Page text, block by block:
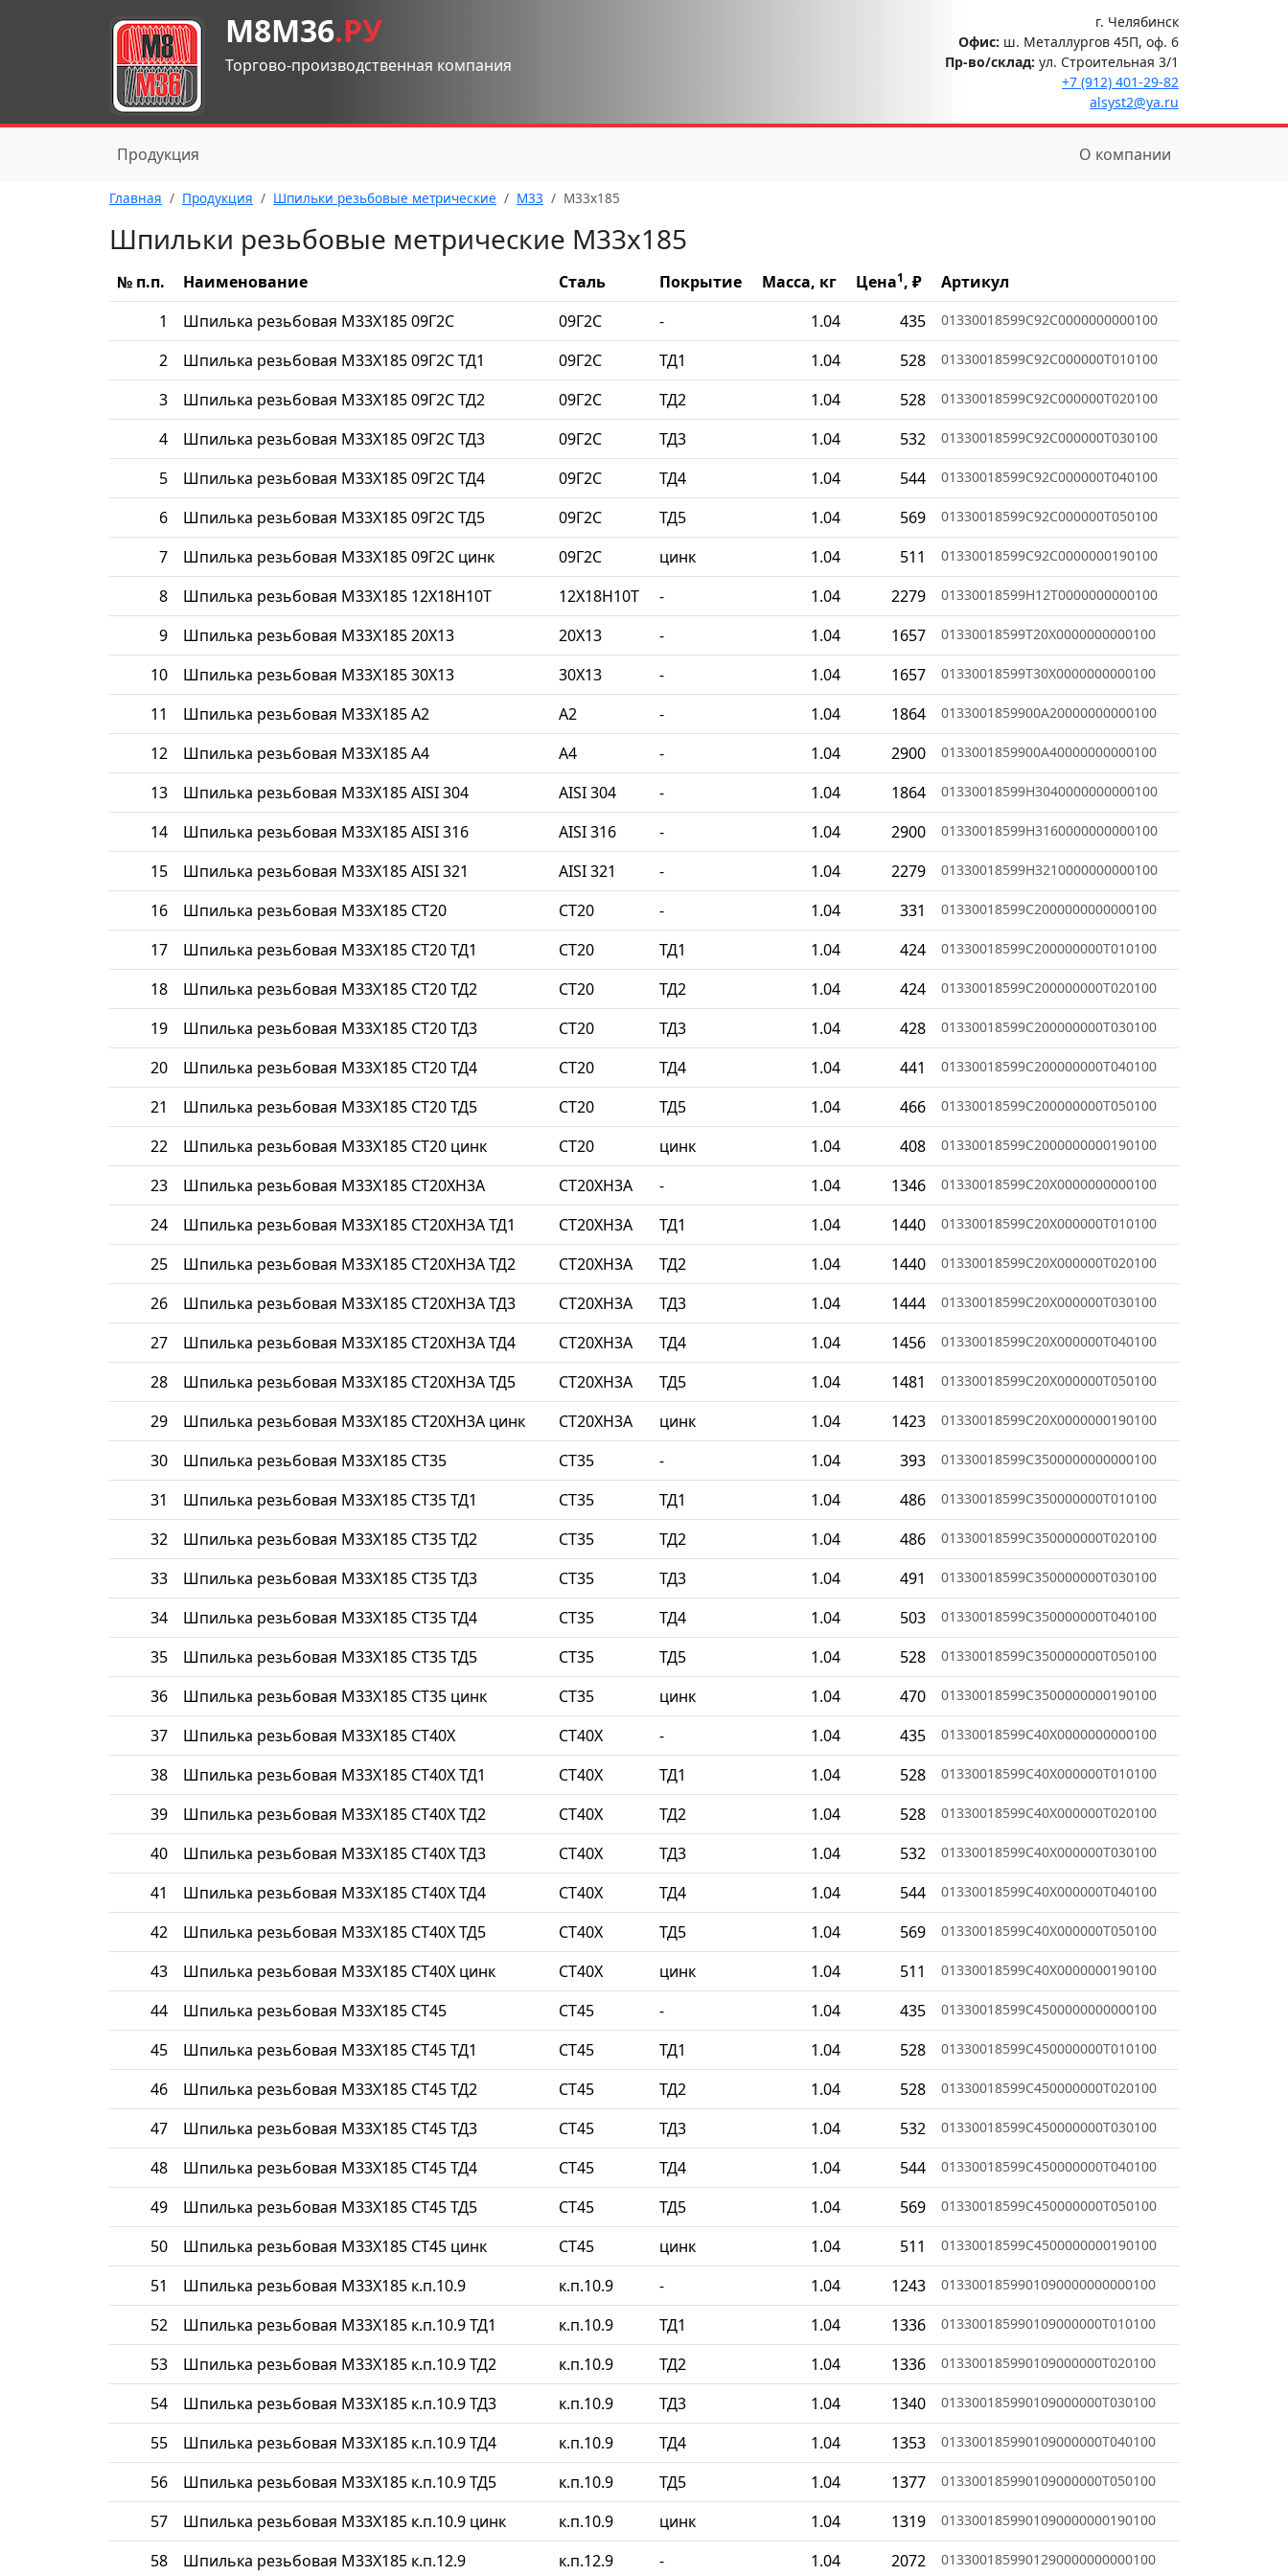
М8М36.РУ
Торгово-производственная компания
г. Челябинск
Офис: ш. Металлургов 45П, оф. 6
Пр-во/склад: ул. Строительная 3/1
+7 (912) 401-29-82
alsyst2@ya.ru
Продукция О компании
Главная Продукция Шпильки резьбовые метрические М33 М33x185
Шпильки резьбовые метрические М33x185
№ п.п. Наименование Сталь Покрытие Масса, кг Цена1, ₽
Артикул
1
Шпилька резьбовая М33Х185 09Г2С 09Г2С - 1.04 435 01330018599C92C0000000000100
2 Шпилька резьбовая М33Х185 09Г2С ТД1 09Г2С ТД1 1.04 528 01330018599C92C000000T010100
3 Шпилька резьбовая М33Х185 09Г2С ТД2 09Г2С ТД2 1.04 528 01330018599C92C000000T020100
4 Шпилька резьбовая М33Х185 09Г2С ТД3 09Г2С ТД3 1.04 532 01330018599C92C000000T030100
5 Шпилька резьбовая М33Х185 09Г2С ТД4 09Г2С ТД4 1.04 544 01330018599C92C000000T040100
6 Шпилька резьбовая М33Х185 09Г2С ТД5 09Г2С ТД5 1.04 569 01330018599C92C000000T050100
7 Шпилька резьбовая М33Х185 09Г2С цинк 09Г2С цинк 1.04 511 01330018599C92C0000000190100
8 Шпилька резьбовая М33Х185 12Х18Н10Т 12Х18Н10Т - 1.04 2279 01330018599H12T0000000000100
9 Шпилька резьбовая М33Х185 20Х13 20Х13 - 1.04 1657 01330018599T20X0000000000100
10 Шпилька резьбовая М33Х185 30Х13 30Х13 - 1.04 1657 01330018599T30X0000000000100
11 Шпилька резьбовая М33Х185 A2 A2 - 1.04 1864 0133001859900A20000000000100
12 Шпилька резьбовая М33Х185 A4 A4 - 1.04 2900 0133001859900A40000000000100
13 Шпилька резьбовая М33Х185 AISI 304 AISI 304 - 1.04 1864 01330018599H3040000000000100
14 Шпилька резьбовая М33Х185 AISI 316 AISI 316 - 1.04 2900 01330018599H3160000000000100
15 Шпилька резьбовая М33Х185 AISI 321 AISI 321 - 1.04 2279 01330018599H3210000000000100
16 Шпилька резьбовая М33Х185 СТ20 СТ20 - 1.04 331 01330018599C2000000000000100
17 Шпилька резьбовая М33Х185 СТ20 ТД1 СТ20 ТД1 1.04 424 01330018599C200000000T010100
18 Шпилька резьбовая М33Х185 СТ20 ТД2 СТ20 ТД2 1.04 424 01330018599C200000000T020100
19 Шпилька резьбовая М33Х185 СТ20 ТД3 СТ20 ТД3 1.04 428 01330018599C200000000T030100
20 Шпилька резьбовая М33Х185 СТ20 ТД4 СТ20 ТД4 1.04 441 01330018599C200000000T040100
21 Шпилька резьбовая М33Х185 СТ20 ТД5 СТ20 ТД5 1.04 466 01330018599C200000000T050100
22 Шпилька резьбовая М33Х185 СТ20 цинк СТ20 цинк 1.04 408 01330018599C2000000000190100
23 Шпилька резьбовая М33Х185 СТ20ХН3А СТ20ХН3А - 1.04 1346 01330018599C20X0000000000100
24 Шпилька резьбовая М33Х185 СТ20ХН3А ТД1 СТ20ХН3А ТД1 1.04 1440 01330018599C20X000000T010100
25 Шпилька резьбовая М33Х185 СТ20ХН3А ТД2 СТ20ХН3А ТД2 1.04 1440 01330018599C20X000000T020100
26 Шпилька резьбовая М33Х185 СТ20ХН3А ТД3 СТ20ХН3А ТД3 1.04 1444 01330018599C20X000000T030100
27 Шпилька резьбовая М33Х185 СТ20ХН3А ТД4 СТ20ХН3А ТД4 1.04 1456 01330018599C20X000000T040100
28 Шпилька резьбовая М33Х185 СТ20ХН3А ТД5 СТ20ХН3А ТД5 1.04 1481 01330018599C20X000000T050100
29 Шпилька резьбовая М33Х185 СТ20ХН3А цинк СТ20ХН3А цинк 1.04 1423 01330018599C20X0000000190100
30 Шпилька резьбовая М33Х185 СТ35 СТ35 - 1.04 393 01330018599C3500000000000100
31 Шпилька резьбовая М33Х185 СТ35 ТД1 СТ35 ТД1 1.04 486 01330018599C350000000T010100
32 Шпилька резьбовая М33Х185 СТ35 ТД2 СТ35 ТД2 1.04 486 01330018599C350000000T020100
33 Шпилька резьбовая М33Х185 СТ35 ТД3 СТ35 ТД3 1.04 491 01330018599C350000000T030100
34 Шпилька резьбовая М33Х185 СТ35 ТД4 СТ35 ТД4 1.04 503 01330018599C350000000T040100
35 Шпилька резьбовая М33Х185 СТ35 ТД5 СТ35 ТД5 1.04 528 01330018599C350000000T050100
36 Шпилька резьбовая М33Х185 СТ35 цинк СТ35 цинк 1.04 470 01330018599C3500000000190100
37 Шпилька резьбовая М33Х185 СТ40Х СТ40Х - 1.04 435 01330018599C40X0000000000100
38 Шпилька резьбовая М33Х185 СТ40Х ТД1 СТ40Х ТД1 1.04 528 01330018599C40X000000T010100
39 Шпилька резьбовая М33Х185 СТ40Х ТД2 СТ40Х ТД2 1.04 528 01330018599C40X000000T020100
40 Шпилька резьбовая М33Х185 СТ40Х ТД3 СТ40Х ТД3 1.04 532 01330018599C40X000000T030100
41 Шпилька резьбовая М33Х185 СТ40Х ТД4 СТ40Х ТД4 1.04 544 01330018599C40X000000T040100
42 Шпилька резьбовая М33Х185 СТ40Х ТД5 СТ40Х ТД5 1.04 569 01330018599C40X000000T050100
43 Шпилька резьбовая М33Х185 СТ40Х цинк СТ40Х цинк 1.04 511 01330018599C40X0000000190100
44 Шпилька резьбовая М33Х185 СТ45 СТ45 - 1.04 435 01330018599C4500000000000100
45 Шпилька резьбовая М33Х185 СТ45 ТД1 СТ45 ТД1 1.04 528 01330018599C450000000T010100
46 Шпилька резьбовая М33Х185 СТ45 ТД2 СТ45 ТД2 1.04 528 01330018599C450000000T020100
47 Шпилька резьбовая М33Х185 СТ45 ТД3 СТ45 ТД3 1.04 532 01330018599C450000000T030100
48 Шпилька резьбовая М33Х185 СТ45 ТД4 СТ45 ТД4 1.04 544 01330018599C450000000T040100
49 Шпилька резьбовая М33Х185 СТ45 ТД5 СТ45 ТД5 1.04 569 01330018599C450000000T050100
50 Шпилька резьбовая М33Х185 СТ45 цинк СТ45 цинк 1.04 511 01330018599C4500000000190100
51 Шпилька резьбовая М33Х185 к.п.10.9 к.п.10.9 - 1.04 1243 0133001859901090000000000100
52 Шпилька резьбовая М33Х185 к.п.10.9 ТД1 к.п.10.9 ТД1 1.04 1336 013300185990109000000T010100
53 Шпилька резьбовая М33Х185 к.п.10.9 ТД2 к.п.10.9 ТД2 1.04 1336 013300185990109000000T020100
54 Шпилька резьбовая М33Х185 к.п.10.9 ТД3 к.п.10.9 ТД3 1.04 1340 013300185990109000000T030100
55 Шпилька резьбовая М33Х185 к.п.10.9 ТД4 к.п.10.9 ТД4 1.04 1353 013300185990109000000T040100
56 Шпилька резьбовая М33Х185 к.п.10.9 ТД5 к.п.10.9 ТД5 1.04 1377 013300185990109000000T050100
57 Шпилька резьбовая М33Х185 к.п.10.9 цинк к.п.10.9 цинк 1.04 1319 0133001859901090000000190100
58 Шпилька резьбовая М33Х185 к.п.12.9 к.п.12.9 - 1.04 2072 0133001859901290000000000100